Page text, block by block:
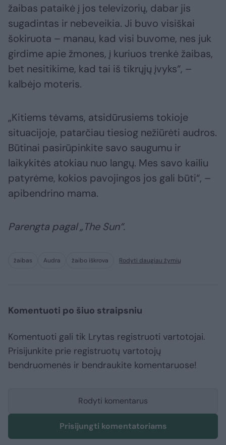
žaibas pataikė į jos televizorių, dabar jis
sugadintas ir nebeveikia. Ji buvo visiškai
šokiruota – manau, kad visi buvome, nes juk
girdime apie žmones, į kuriuos trenkė žaibas,
bet nesitikime, kad tai iš tikrųjų įvyks“, –
kalbėjo moteris.
„Kitiems tėvams, atsidūrusiems tokioje
situacijoje, patarčiau tiesiog nežiūrėti audros.
Būtinai pasirūpinkite savo saugumu ir
laikykitės atokiau nuo langų. Mes savo kailiu
patyrėme, kokios pavojingos jos gali būti“, –
apibendrino mama.
Parengta pagal „The Sun“.
žaibas Audra žaibo iškrova Rodyti daugiau žymių
Komentuoti po šiuo straipsniu
Komentuoti gali tik Lrytas registruoti vartotojai.
Prisijunkite prie registruotų vartotojų
bendruomenės ir bendraukite komentaruose!
Rodyti komentarus
Prisijungti komentatoriams